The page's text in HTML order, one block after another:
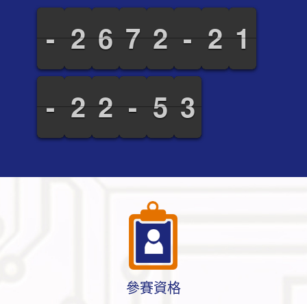
-
-
-
- 1
1
2
2 5
5
6
6 6
6
7
7 1
1
2
2 -
-
-
- 1
1
2
2 1
1
1
1
-
-
-
- 1
1
2
2 1
1
2
2 -
-
-
- 4
4
5
5 2
2
3
3
參賽資格